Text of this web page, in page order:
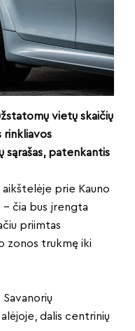
vietų skaičių
rinkliavos
sąrašas, patenkantis
prie Kauno
– čia bus įrengta
priimtas
zonos trukmę iki
dalis centrinių